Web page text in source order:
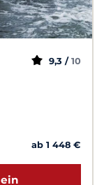
9,3 / 10
ab 1 448 €